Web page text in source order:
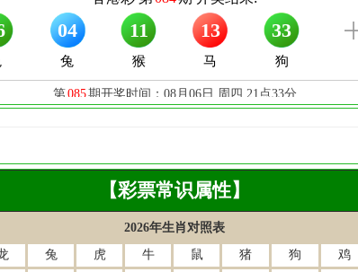
【彩票常识属性】
2026年生肖对照表
兔 虎 牛 鼠 猪 狗 鸡